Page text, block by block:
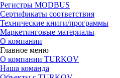
Регистры MODBUS
Сертификаты соответствия
Технические книги/программы
Маркетинговые материалы
О компании
Главное меню
О компании TURKOV
Наша команда